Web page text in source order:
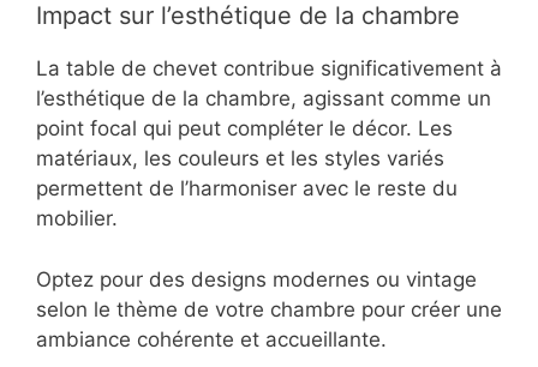
Impact sur l’esthétique de la chambre
La table de chevet contribue significativement à
l’esthétique de la chambre, agissant comme un
point focal qui peut compléter le décor. Les
matériaux, les couleurs et les styles variés
permettent de l’harmoniser avec le reste du
mobilier.
Optez pour des designs modernes ou vintage
selon le thème de votre chambre pour créer une
ambiance cohérente et accueillante.